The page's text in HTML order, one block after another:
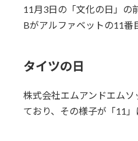
11月3日の「文化の日」の
Bがアルファベットの11番
タイツの日
株式会社エムアンドエム
ており、その様子が「11